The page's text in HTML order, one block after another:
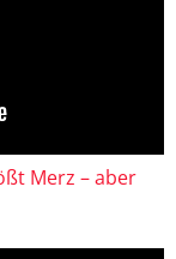
Merz – aber